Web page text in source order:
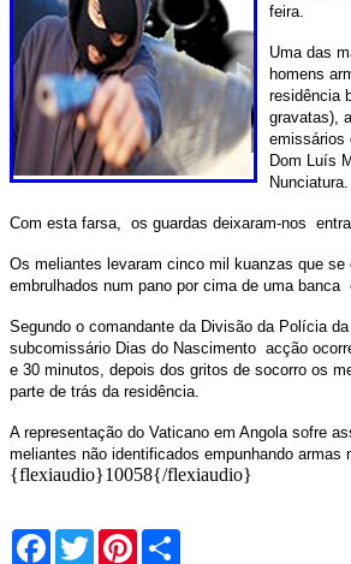
feira.
Uma das
homens
residência
gravatas),
emissários
Dom Luís
Nunciatura.
Com esta farsa, os guardas deixaram-nos
Os meliantes levaram cinco mil kuanzas que se
embrulhados num pano por cima de uma banca
Segundo o comandante da Divisão da Polícia
subcomissário Dias do Nascimento acção
e 30 minutos, depois dos gritos de socorro os
parte de trás da residência.
A representação do Vaticano em Angola sofre
meliantes não identificados empunhando armas
{flexiaudio}10058{/flexiaudio}
Facebook
TwitterPinterest